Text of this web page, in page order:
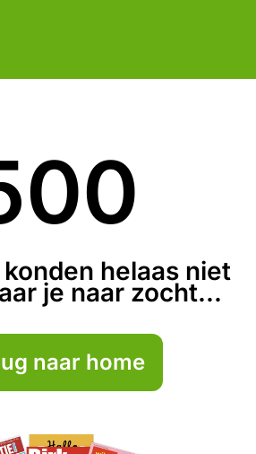
500
helaas niet
je naar zocht...
naar home